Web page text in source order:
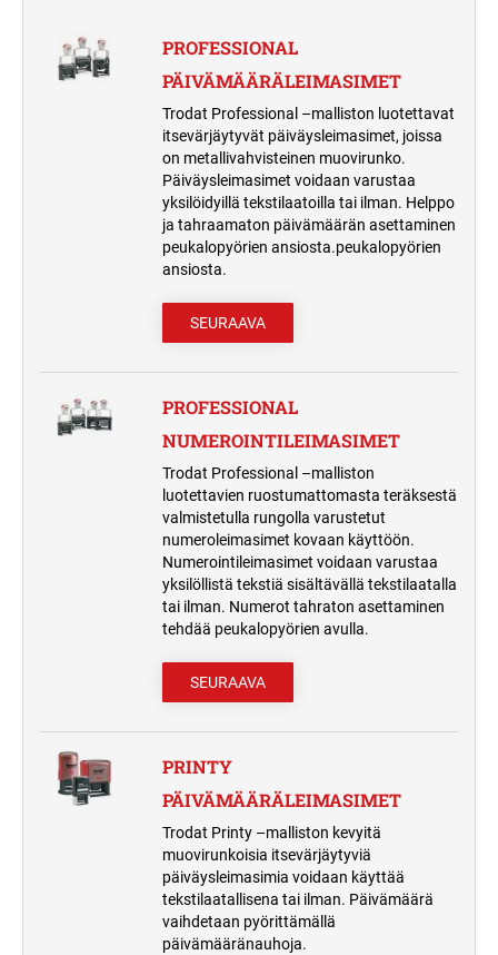
TRODAT CLASSIC NUMEROLEIMASIMET
PÄIVÄMÄÄRÄLEIMASIMET
PYÖREÄ PUUVARTINEN KUMILEIMASIN
TAPAHTUMALEIMASIMET
VAIHTOMUSTETYYNYT PRINTY
LEIMASIMIIN
LEIMASINTYYNYT TRODAT PROFESSIONAL
VAIHTOMUSTETYYNYT COLOP
TRODAT LEIMASINMUSTEET
MUSTETYYNYT PERINTEISILLE
ITSELADOTTAVAT TEKSTILEIMASIMET
PRINTY TYPOMATIC
PROFESSIONAL TYPOMATIC
VALMIIT LEIMASIMET
PRINTY 4912 KAKSIVÄRISET
HARRASTELEIMASIMET
MONIVÄRILEIMASIMET
TRODAT PRINTY MONIVÄRILEIMASIN
TRODAT PROFESSIONAL
MONIVÄRILEIMASIN
PROFESSIONAL
PÄIVÄMÄÄRÄLEIMASIMET
Trodat Professional –malliston luotettavat
itsevärjäytyvät päiväysleimasimet, joissa
on metallivahvisteinen muovirunko.
Päiväysleimasimet voidaan varustaa
yksilöidyillä tekstilaatoilla tai ilman. Helppo
ja tahraamaton päivämäärän asettaminen
peukalopyörien ansiosta.peukalopyörien
ansiosta.
SEURAAVA
PROFESSIONAL
NUMEROINTILEIMASIMET
Trodat Professional –malliston
luotettavien ruostumattomasta teräksestä
valmistetulla rungolla varustetut
numeroleimasimet kovaan käyttöön.
Numerointileimasimet voidaan varustaa
yksilöllistä tekstiä sisältävällä tekstilaatalla
tai ilman. Numerot tahraton asettaminen
tehdää peukalopyörien avulla.
SEURAAVA
PRINTY
PÄIVÄMÄÄRÄLEIMASIMET
Trodat Printy –malliston kevyitä
muovirunkoisia itsevärjäytyviä
päiväysleimasimia voidaan käyttää
tekstilaatallisena tai ilman. Päivämäärä
vaihdetaan pyörittämällä
päivämääränauhoja.